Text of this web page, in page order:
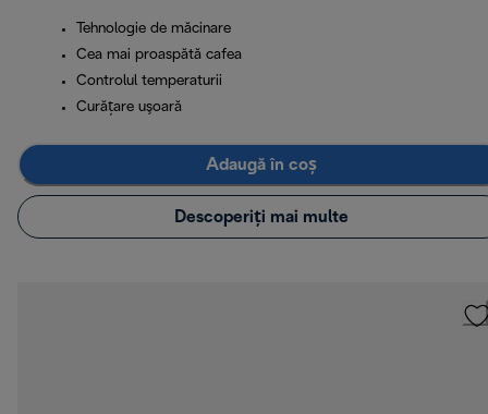
Tehnologie de măcinare
Cea mai proaspătă cafea
Controlul temperaturii
Curăţare uşoară
Adaugă în coș
Descoperiți mai multe